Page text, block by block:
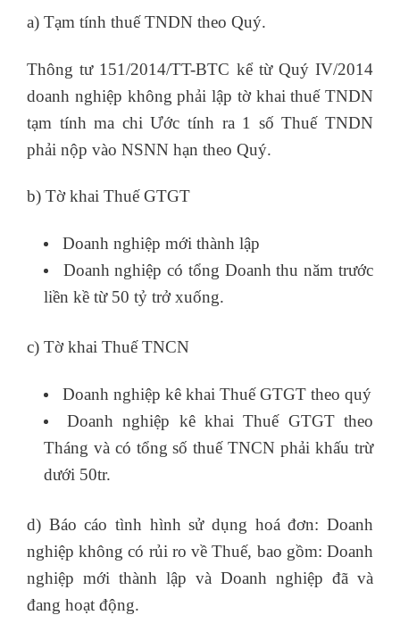
a) Tạm tính thuế TNDN theo Quý.
Thông tư 151/2014/TT-BTC kể từ Quý IV/2014
doanh nghiệp không phải lập tờ khai thuế TNDN
tạm tính ma chi Ước tính ra 1 số Thuế TNDN
phải nộp vào NSNN hạn theo Quý.
b) Tờ khai Thuế GTGT
Doanh nghiệp mới thành lập
Doanh nghiệp có tổng Doanh thu năm trước
liền kề từ 50 tỷ trở xuống.
c) Tờ khai Thuế TNCN
Doanh nghiệp kê khai Thuế GTGT theo quý
Doanh nghiệp kê khai Thuế GTGT theo
Tháng và có tổng số thuế TNCN phải khấu trừ
dưới 50tr.
d) Báo cáo tình hình sử dụng hoá đơn: Doanh
nghiệp không có rủi ro về Thuế, bao gồm: Doanh
nghiệp mới thành lập và Doanh nghiệp đã và
đang hoạt động.